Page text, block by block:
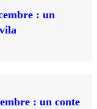
: un
: un conte